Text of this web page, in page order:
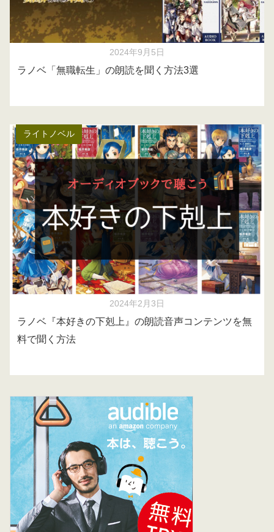
2024年9月5日
ラノベ「無職転生」の朗読を聞く方法3選
ライトノベル
2024年2月3日
ラノベ『本好きの下剋上』の朗読音声コンテンツを無
料で聞く方法